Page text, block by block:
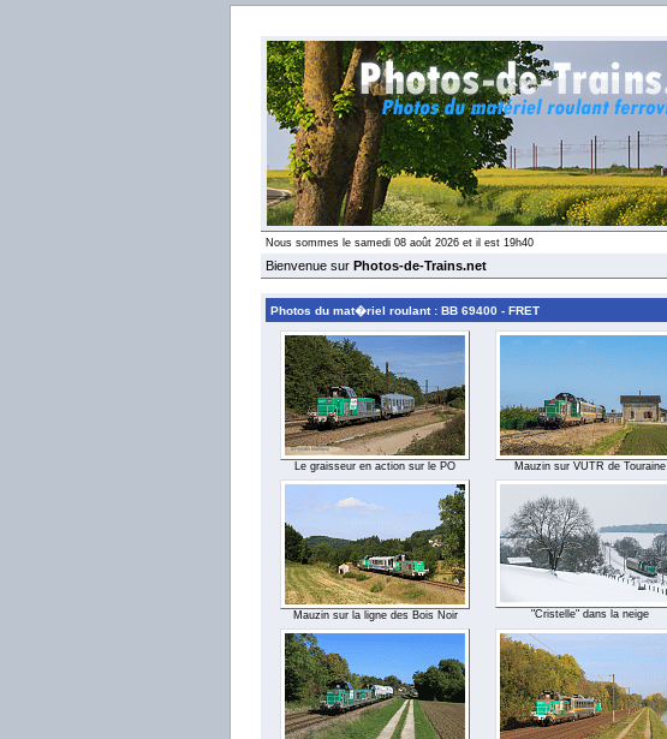
Nous sommes le samedi 08 août 2026 et il est 19h40
Bienvenue sur Photos-de-Trains.net
Photos du mat�riel roulant : BB 69400 - FRET
Le graisseur en action sur le PO Mauzin sur VUTR de Touraine
Mauzin sur la ligne des Bois Noir "Cristelle" dans la neige